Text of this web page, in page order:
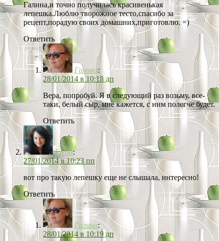
Галина,и точно получилась красивенькая
лепешка.Люблю творожное тесто,спасибо за
рецепт,порадую своих домашних,приготовлю. =)
Ответить
Галина:
28/01/2014 в 10:18 дп
Вера, попробуй. Я в следующий раз возьму, все-
таки, белый сыр, мне кажется, с ним полегче будет.
Ответить
Elena:
27/01/2014 в 10:23 пп
вот про такую лепешку еще не слышала, интересно!
Ответить
Галина:
28/01/2014 в 10:19 дп